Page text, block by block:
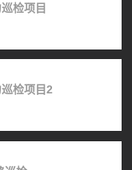
检项目
检项目2